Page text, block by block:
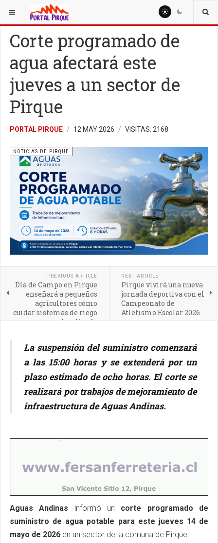
ESTÁ AQUÍ: NOTICIAS
Corte programado de
agua afectará este
jueves a un sector de
Pirque
PORTAL PIRQUE 12 MAY 2026 VISITAS: 2168
NOTICIAS DE PIRQUE
PREVIOUS ARTICLE
Día de Campo en Pirque
enseñará a pequeños
agricultores cómo
cuidar sistemas de riego
localizado
NEXT ARTICLE
Pirque vivirá una nueva
jornada deportiva con el
Campeonato de
Atletismo Escolar 2026
La suspensión del suministro comenzará
a las 15:00 horas y se extenderá por un
plazo estimado de ocho horas. El corte se
realizará por trabajos de mejoramiento de
infraestructura de Aguas Andinas.
Aguas Andinas informó un corte programado de
suministro de agua potable para este jueves 14 de
mayo de 2026 en un sector de la comuna de Pirque.